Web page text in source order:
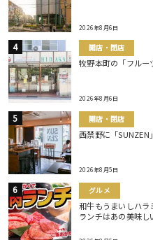
2026年8月6日
開店・閉店
牧野本町の「フル
2026年8月6日
開店・閉店
西禁野に「SUNZEN
2026年8月5日
グルメ
和牛もうまいしハラ
ランチはあの美味し